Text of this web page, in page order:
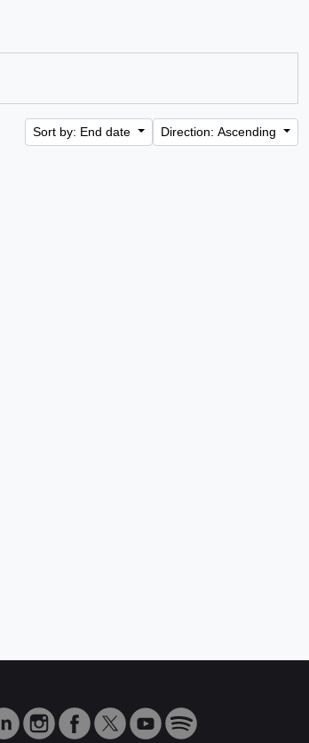
Sort by: End date Direction: Ascending